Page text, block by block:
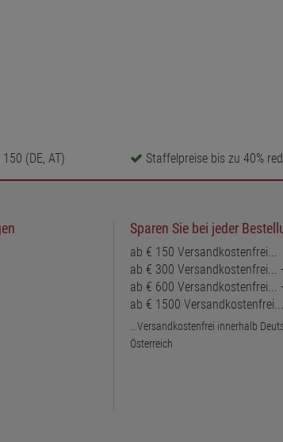
(DE, AT) Staffelpreise bis zu 40%
Sparen Sie bei jeder
ab € 150 Versandkostenfrei...
ab € 300 Versandkostenfrei...
ab € 600 Versandkostenfrei...
ab € 1500
...Versandkostenfrei innerhalb
Österreich